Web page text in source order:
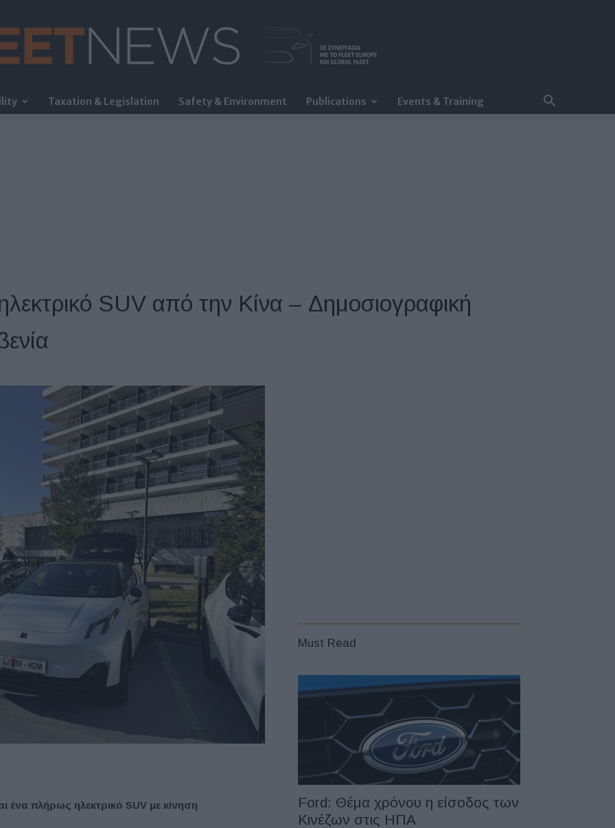
FleetNews
Taxation & Legislation Safety & Environment Publications Events & Training
SUV από την Κίνα – Δημοσιογραφική
ένα πλήρως ηλεκτρικό SUV με κίνηση
Must Read
Ford: Θέμα χρόνου η είσοδος των
Κινέζων στις ΗΠΑ